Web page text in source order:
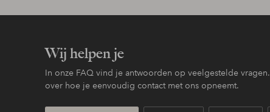
Wij helpen je
In onze FAQ vind je antwoorden op veelgestelde
over hoe je eenvoudig contact met ons opneemt.